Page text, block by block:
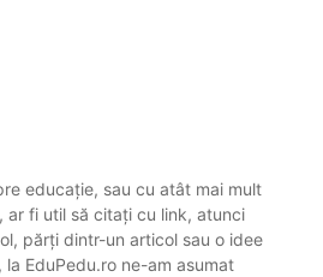
educație, sau cu atât mai mult
ar fi util să citați cu link, atunci
părți dintr-un articol sau o idee
EduPedu.ro ne-am asumat